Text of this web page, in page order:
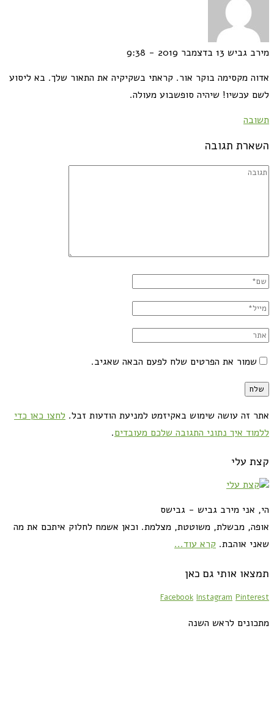
מירב גביש 13 בדצמבר 2019 - 9:38
אדוה מקסימה בוקר אור. קראתי בשקיקיה את התאור שלך. בא ליסוע
לשם עכשיו! שיהיה סופשבוע מעולה.
תשובה
השארת תגובה
שמור את הפרטים שלח לפעם הבאה שאגיב.
אתר זה עושה שימוש באקיזמט למניעת הודעות זבל. לחצו כאן כדי
ללמוד איך נתוני התגובה שלכם מעובדים.
קצת עלי
הי, אני מירב גביש - גבישס
אופה, מבשלת, משוטטת, מצלמת. וכאן אשמח לחלוק איתכם את מה
שאני אוהבת. קרא עוד...
תמצאו אותי גם כאן
Facebook Instagram Pinterest
מתכונים לראש השנה